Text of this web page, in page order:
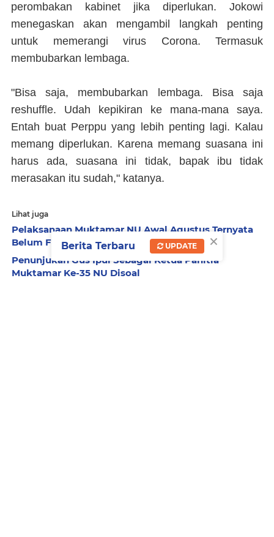
perombakan kabinet jika diperlukan. Jokowi
menegaskan akan mengambil langkah penting
untuk memerangi virus Corona. Termasuk
membubarkan lembaga.
"Bisa saja, membubarkan lembaga. Bisa saja
reshuffle. Udah kepikiran ke mana-mana saya.
Entah buat Perppu yang lebih penting lagi. Kalau
memang diperlukan. Karena memang suasana ini
harus ada, suasana ini tidak, bapak ibu tidak
merasakan itu sudah," katanya.
Lihat juga
Pelaksanaan Muktamar NU Awal Agustus Ternyata
Belum Final
Penunjukan Gus Ipul Sebagai Ketua Panitia
Muktamar Ke-35 NU Disoal
×
Berita Terbaru UPDATE